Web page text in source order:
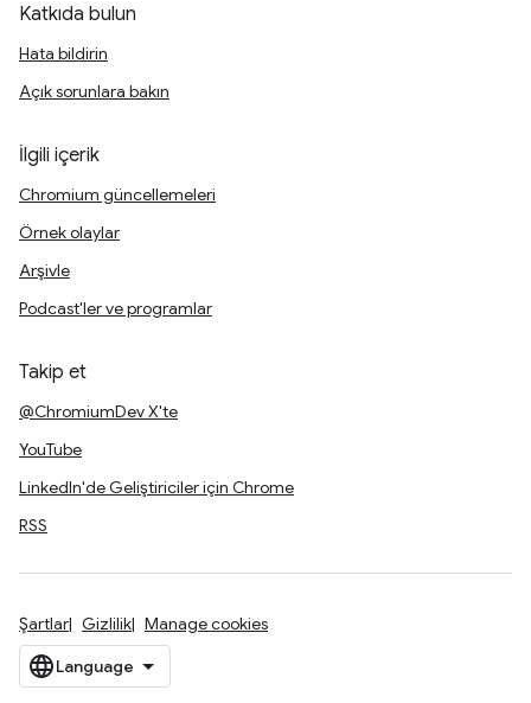
Katkıda bulun
Hata bildirin
Açık sorunlara bakın
İlgili içerik
Chromium güncellemeleri
Örnek olaylar
Arşivle
Podcast'ler ve programlar
Takip et
@ChromiumDev X'te
YouTube
LinkedIn'de Geliştiriciler için Chrome
RSS
Şartlar Gizlilik Manage cookies